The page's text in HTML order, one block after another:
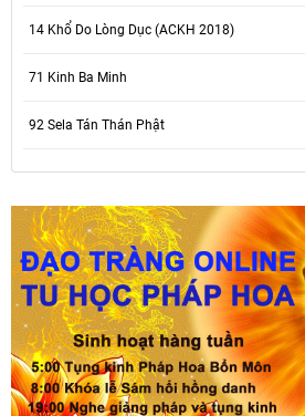
14 Khổ Do Lòng Dục (ACKH 2018)
71 Kinh Ba Minh
92 Sela Tán Thán Phật